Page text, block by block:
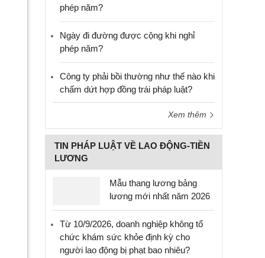
phép năm?
Ngày đi đường được cộng khi nghỉ
phép năm?
Công ty phải bồi thường như thế nào khi
chấm dứt hợp đồng trái pháp luật?
Xem thêm
TIN PHÁP LUẬT VỀ LAO ĐỘNG-TIỀN
LƯƠNG
Mẫu thang lương bảng
lương mới nhất năm 2026
Từ 10/9/2026, doanh nghiệp không tổ
chức khám sức khỏe định kỳ cho
người lao động bị phạt bao nhiêu?